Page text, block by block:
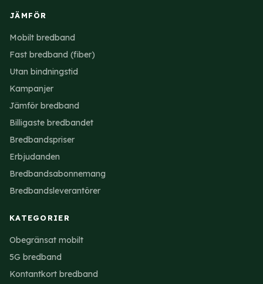
JÄMFÖR
Mobilt bredband
Fast bredband (fiber)
Utan bindningstid
Kampanjer
Jämför bredband
Billigaste bredbandet
Bredbandspriser
Erbjudanden
Bredbandsabonnemang
Bredbandsleverantörer
KATEGORIER
Obegränsat mobilt
5G bredband
Kontantkort bredband